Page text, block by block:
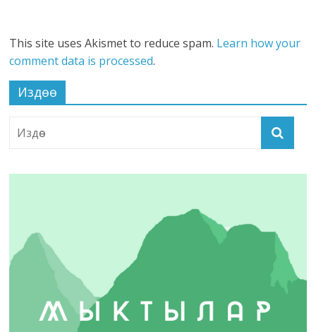
This site uses Akismet to reduce spam. Learn how your
comment data is processed.
Издөө